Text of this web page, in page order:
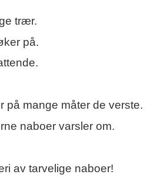
trær.
på.
på mange måter de verste.
naboer varsler om.
av tarvelige naboer!